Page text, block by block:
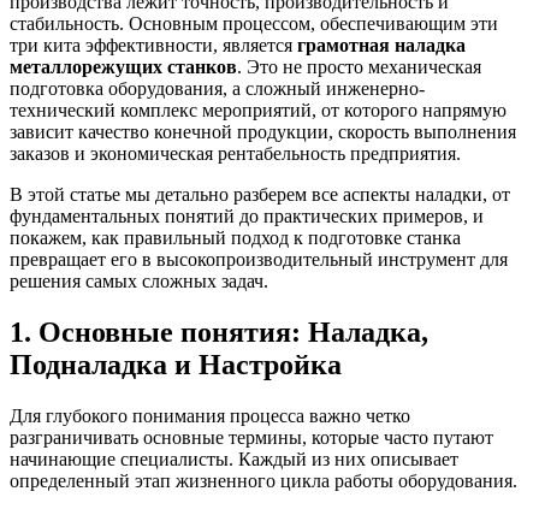
стабильность. Основным процессом, обеспечивающим эти
три кита эффективности, является грамотная наладка
металлорежущих станков. Это не просто механическая
подготовка оборудования, а сложный инженерно-
технический комплекс мероприятий, от которого напрямую
зависит качество конечной продукции, скорость выполнения
заказов и экономическая рентабельность предприятия.
В этой статье мы детально разберем все аспекты наладки, от
фундаментальных понятий до практических примеров, и
покажем, как правильный подход к подготовке станка
превращает его в высокопроизводительный инструмент для
решения самых сложных задач.
1. Основные понятия: Наладка,
Подналадка и Настройка
Для глубокого понимания процесса важно четко
разграничивать основные термины, которые часто путают
начинающие специалисты. Каждый из них описывает
определенный этап жизненного цикла работы оборудования.